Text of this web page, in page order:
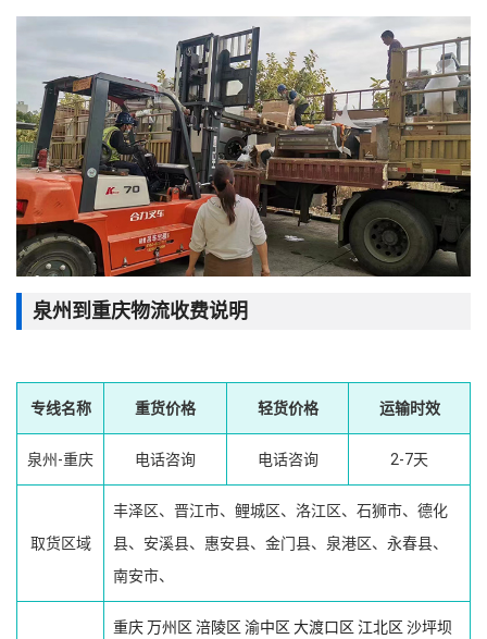
泉州到重庆物流收费说明
专线名称 重货价格 轻货价格 运输时效
泉州-重庆 电话咨询 电话咨询 2-7天
取货区域
丰泽区、晋江市、鲤城区、洛江区、石狮市、德化
县、安溪县、惠安县、金门县、泉港区、永春县、
南安市、
重庆万州区 涪陵区 渝中区 大渡口区 江北区 沙坪坝